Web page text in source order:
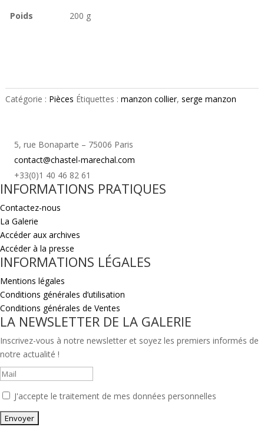
Poids 200 g
Catégorie : Pièces Étiquettes : manzon collier, serge manzon
5, rue Bonaparte – 75006 Paris
contact@chastel-marechal.com
+33(0)1 40 46 82 61
INFORMATIONS PRATIQUES
Contactez-nous
La Galerie
Accéder aux archives
Accéder à la presse
INFORMATIONS LÉGALES
Mentions légales
Conditions générales d’utilisation
Conditions générales de Ventes
LA NEWSLETTER DE LA GALERIE
Inscrivez-vous à notre newsletter et soyez les premiers informés de
notre actualité !
J'accepte le traitement de mes données personnelles